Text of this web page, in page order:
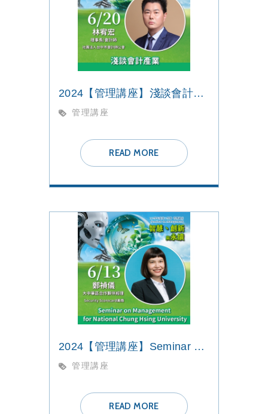
2024【管理講座】淺談會計產業
管理講座
READ MORE
2024【管理講座】Seminar on Management for National Chung Hsing University
管理講座
READ MORE